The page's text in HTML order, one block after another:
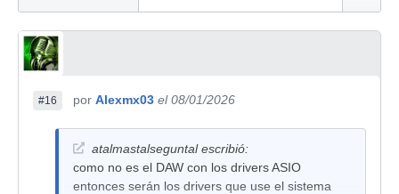
#16 por Alexmx03 el 08/01/2026
atalmastalseguntal escribió:
como no es el DAW con los drivers ASIO
entonces serán los drivers que use el sistema